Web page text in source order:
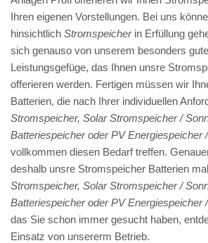
Ihren eigenen Vorstellungen. Bei uns
hinsichtlich Stromspeicherin Erfüllung
sich genauso von unserem besonders
Leistungsgefüge, das Ihnen unsre
offerieren werden. Fertigen müssen wir
Batterien, die nach Ihrer individuellen
Stromspeicher, Solar Stromspeicher /
Batteriespeicher oder PV Energiespeicher
vollkommen diesen Bedarf treffen.
deshalb unsre Stromspeicher Batterien
Stromspeicher, Solar Stromspeicher /
Batteriespeicher oder PV Energiespeicher
das Sie schon immer gesucht haben,
Einsatz von unsererm Betrieb.